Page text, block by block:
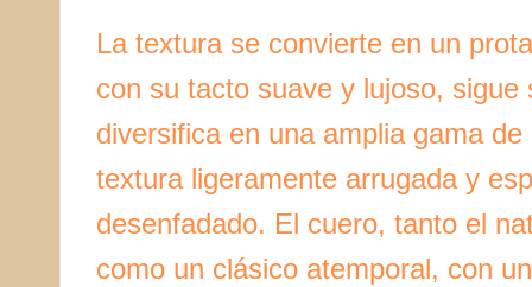
La textura se convierte en un
con su tacto suave y lujoso,
diversifica en una amplia gama
textura ligeramente arrugada y
desenfadado. El cuero, tanto el
como un clásico atemporal, con